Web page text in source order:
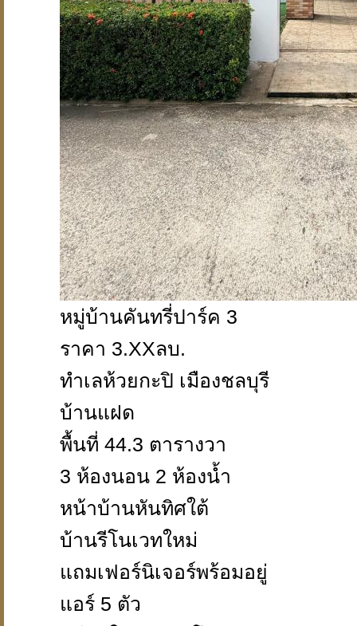
หมู่บ้านคันทรี่ปาร์ค 3
ราคา 3.XXลบ.
ทำเลห้วยกะปิ เมืองชลบุรี
บ้านแฝด
พื้นที่ 44.3 ตารางวา
3 ห้องนอน 2 ห้องน้ำ
หน้าบ้านหันทิศใต้
บ้านรีโนเวทใหม่
แถมเฟอร์นิเจอร์พร้อมอยู่
แอร์ 5 ตัว